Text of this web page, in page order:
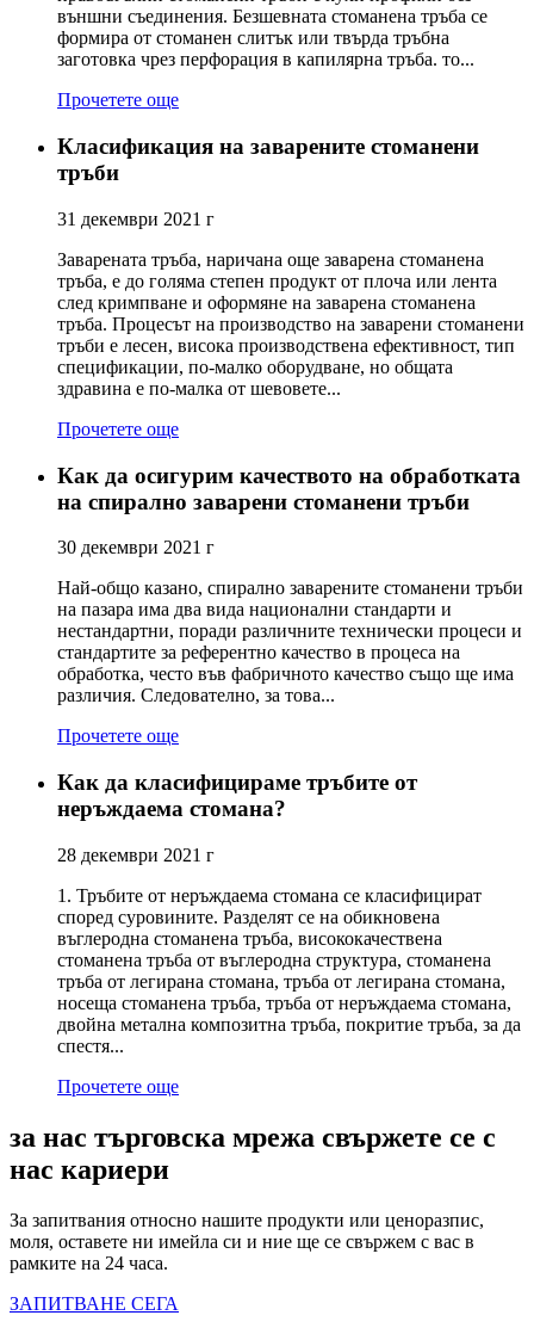
външни съединения. Безшевната стоманена тръба се
формира от стоманен слитък или твърда тръбна
заготовка чрез перфорация в капилярна тръба. то...
Прочетете още
Класификация на заварените стоманени
тръби
31 декември 2021 г
Заварената тръба, наричана още заварена стоманена
тръба, е до голяма степен продукт от плоча или лента
след кримпване и оформяне на заварена стоманена
тръба. Процесът на производство на заварени стоманени
тръби е лесен, висока производствена ефективност, тип
спецификации, по-малко оборудване, но общата
здравина е по-малка от шевовете...
Прочетете още
Как да осигурим качеството на обработката
на спирално заварени стоманени тръби
30 декември 2021 г
Най-общо казано, спирално заварените стоманени тръби
на пазара има два вида национални стандарти и
нестандартни, поради различните технически процеси и
стандартите за референтно качество в процеса на
обработка, често във фабричното качество също ще има
различия. Следователно, за това...
Прочетете още
Как да класифицираме тръбите от
неръждаема стомана?
28 декември 2021 г
1. Тръбите от неръждаема стомана се класифицират
според суровините. Разделят се на обикновена
въглеродна стоманена тръба, висококачествена
стоманена тръба от въглеродна структура, стоманена
тръба от легирана стомана, тръба от легирана стомана,
носеща стоманена тръба, тръба от неръждаема стомана,
двойна метална композитна тръба, покритие тръба, за да
спестя...
Прочетете още
за нас търговска мрежа свържете се с
нас кариери
За запитвания относно нашите продукти или ценоразпис,
моля, оставете ни имейла си и ние ще се свържем с вас в
рамките на 24 часа.
ЗАПИТВАНЕ СЕГА